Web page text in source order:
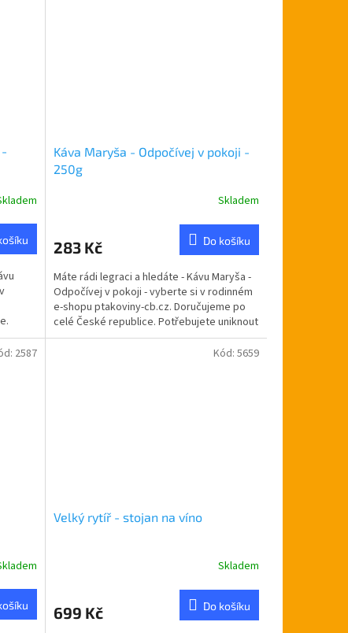
Káva Maryša - Odpočívej v pokoji -
250g
je
z
5
hvězdiček.
Skladem
283 Kč Do košíku
Máte rádi legraci a hledáte - Kávu Maryša -
Odpočívej v pokoji - vyberte si v rodinném
e-shopu ptakoviny-cb.cz. Doručujeme po
celé České republice. Potřebujete uniknout
od...
2587
Velký rytíř - stojan na víno
je
Skladem
699 Kč Do košíku
Kód: 5659